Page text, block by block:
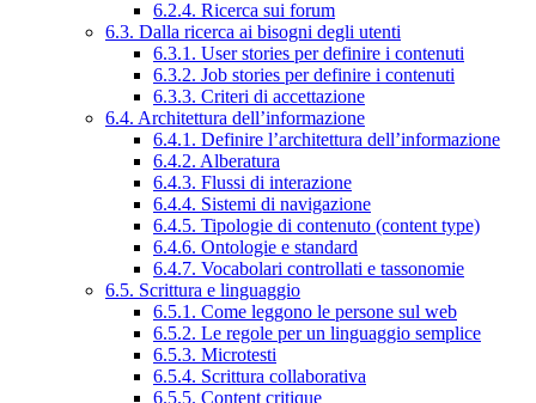
6.2.4. Ricerca sui forum
6.3. Dalla ricerca ai bisogni degli utenti
6.3.1. User stories per definire i contenuti
6.3.2. Job stories per definire i contenuti
6.3.3. Criteri di accettazione
6.4. Architettura dell’informazione
6.4.1. Definire l’architettura dell’informazione
6.4.2. Alberatura
6.4.3. Flussi di interazione
6.4.4. Sistemi di navigazione
6.4.5. Tipologie di contenuto (content type)
6.4.6. Ontologie e standard
6.4.7. Vocabolari controllati e tassonomie
6.5. Scrittura e linguaggio
6.5.1. Come leggono le persone sul web
6.5.2. Le regole per un linguaggio semplice
6.5.3. Microtesti
6.5.4. Scrittura collaborativa
6.5.5. Content critique